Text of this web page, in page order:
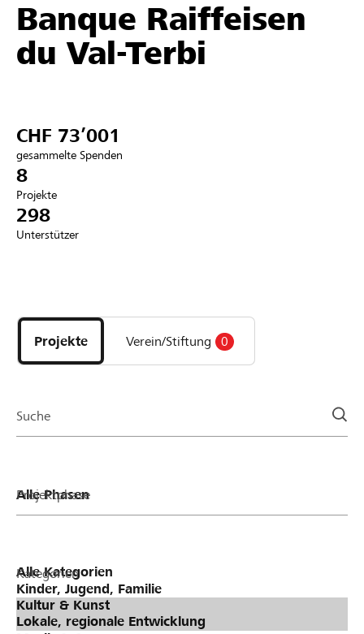
Unterstützen
Hilfe & Support
Anmelden
DE FR IT
Banque Raiffeisen
du Val-Terbi
CHF 73’001
gesammelte Spenden
8
Projekte
298
Unterstützer
Projekte
und
Organisationen
Projekte Verein/Stiftung 0
Suche
Projektphase
Kategorien